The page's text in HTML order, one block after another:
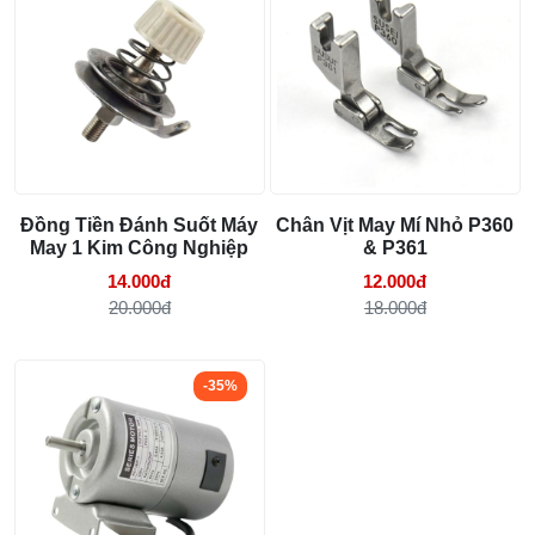
Thứ năm, hệ thống mài dao tự động được tích hợp trên
thân máy giúp người sử dụng dễ dàng duy trì sự sắc bén
của lưỡi dao, đảm bảo cho vết cắt luôn gọn gàng và mịn
Cuối cùng, tay cầm được thiết kế vừa vặn, tạo cảm giác dễ
Với công suất lên đến 1600W, máy cắt vải đứng điện tử có
thể phục vụ đa dạng nhu cầu cắt vải từ các xưởng sản
xuất, nhà máy đến các hộ kinh doanh nhỏ lẻ.
Linh kiện máy cắt vải phổ biến và dấu hiệu
cần thay
Đồng Tiền Đánh Suốt Máy
May 1 Kim Công Nghiệp
14.000đ
20.000đ
Chân Vịt May Mí Nhỏ P360
& P361
12.000đ
18.000đ
-35%